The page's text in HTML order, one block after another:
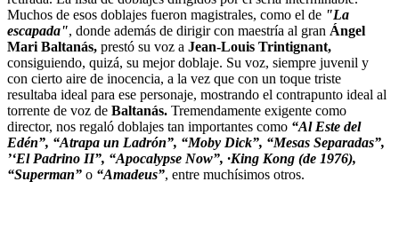
Muchos de esos doblajes fueron magistrales, como el de "La
escapada", donde además de dirigir con maestría al gran Ángel
Mari Baltanás, prestó su voz a Jean-Louis Trintignant,
consiguiendo, quizá, su mejor doblaje. Su voz, siempre juvenil y
con cierto aire de inocencia, a la vez que con un toque triste
resultaba ideal para ese personaje, mostrando el contrapunto ideal al
torrente de voz de Baltanás. Tremendamente exigente como
director, nos regaló doblajes tan importantes como “Al Este del
Edén”, “Atrapa un Ladrón”, “Moby Dick”, “Mesas Separadas”,
’‘El Padrino II”, “Apocalypse Now”, ·King Kong (de 1976),
“Superman” o “Amadeus”, entre muchísimos otros.